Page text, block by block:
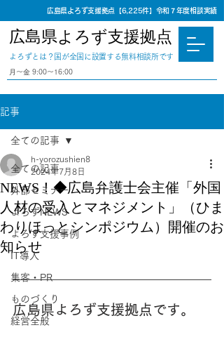
広島県よろず支援拠点【6,225件】令和７年度相談実績
広島県よろず支援拠点
​よろずとは？国が全国に設置する無料相談所です
⽉〜⾦ 9:00〜16:00
記事
全ての記事
外部セミナー
よろずNEWS
よろず支援事例
IT導入
集客・PR
ものづくり
経営全般
全ての記事
NEWS！◆広島弁護士会主催「外国
人材の受入とマネジメント」（ひま
わりほっとシンポジウム）開催のお
知らせ
h-yorozushien8
2024年7月8日
広島県よろず支援拠点です。